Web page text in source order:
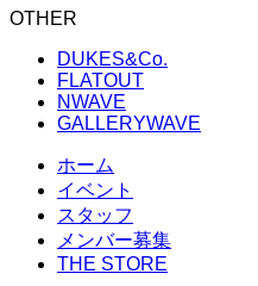
OTHER
DUKES&Co.
FLATOUT
NWAVE
GALLERYWAVE
ホーム
イベント
スタッフ
メンバー募集
THE STORE